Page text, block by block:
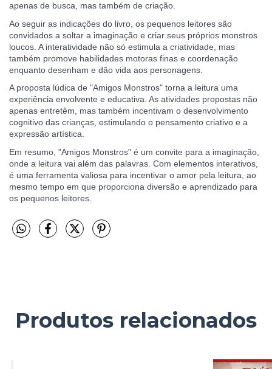
apenas de busca, mas também de criação.
Ao seguir as indicações do livro, os pequenos leitores são
convidados a soltar a imaginação e criar seus próprios monstros
loucos. A interatividade não só estimula a criatividade, mas
também promove habilidades motoras finas e coordenação
enquanto desenham e dão vida aos personagens.
A proposta lúdica de "Amigos Monstros" torna a leitura uma
experiência envolvente e educativa. As atividades propostas não
apenas entretêm, mas também incentivam o desenvolvimento
cognitivo das crianças, estimulando o pensamento criativo e a
expressão artística.
Em resumo, "Amigos Monstros" é um convite para a imaginação,
onde a leitura vai além das palavras. Com elementos interativos,
é uma ferramenta valiosa para incentivar o amor pela leitura, ao
mesmo tempo em que proporciona diversão e aprendizado para
os pequenos leitores.
Produtos relacionados